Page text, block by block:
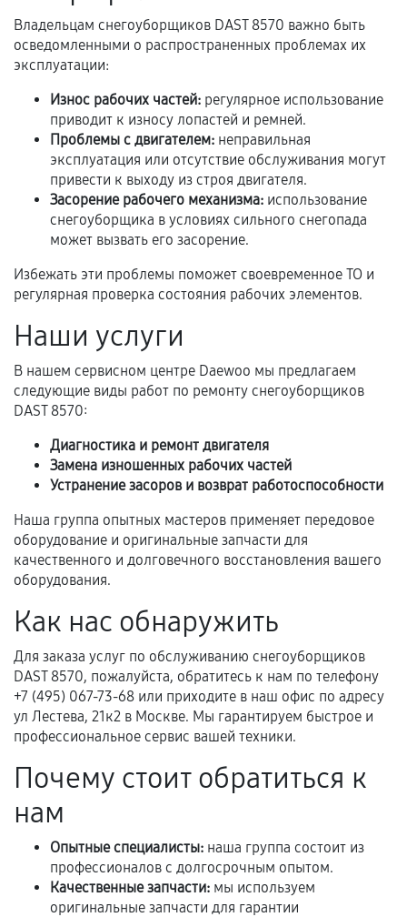
Расширенная гарантия
В некоторых случаях возможно оформление
расширенной гарантии. Стоимость, сроки и
условия продления согласовываются отдельно и
фиксируются в документах.
Когда гарантия не действует
механические повреждения, попадание влаги,
перегрев, коррозия.
Самостоятельный ремонт или вмешательство
третьих лиц.
Естественный износ деталей, если иное не
предусмотрено отдельно.
Обращение после окончания гарантийного
срока.
Программные сбои, если это не указано в
Если комплектующие куплены
самостоятельно
Гарантия на выполненные работы может
сохраняться полностью или частично, если
соблюдены следующие условия:
Предоставленные детали подходят по
техническим параметрам и не имеют внешних
Установка была выполнена нашим сервисным
остается на стороне производителя или
продавца. За качество сторонних деталей
сервисный центр ответственности не несет.
Владельцам снегоуборщиков DAST 8570 важно быть
осведомленными о распространенных проблемах их
эксплуатации:
Износ рабочих частей: регулярное использование
приводит к износу лопастей и ремней.
Проблемы с двигателем: неправильная
эксплуатация или отсутствие обслуживания могут
привести к выходу из строя двигателя.
Засорение рабочего механизма: использование
снегоуборщика в условиях сильного снегопада
может вызвать его засорение.
Избежать эти проблемы поможет своевременное ТО и
регулярная проверка состояния рабочих элементов.
Наши услуги
В нашем сервисном центре Daewoo мы предлагаем
следующие виды работ по ремонту снегоуборщиков
DAST 8570:
Диагностика и ремонт двигателя
Замена изношенных рабочих частей
Устранение засоров и возврат работоспособности
Наша группа опытных мастеров применяет передовое
оборудование и оригинальные запчасти для
качественного и долговечного восстановления вашего
оборудования.
Как нас обнаружить
Для заказа услуг по обслуживанию снегоуборщиков
DAST 8570, пожалуйста, обратитесь к нам по телефону
+7 (495) 067-73-68 или приходите в наш офис по адресу
ул Лестева, 21к2 в Москве. Мы гарантируем быстрое и
профессиональное сервис вашей техники.
Почему стоит обратиться к
нам
Опытные специалисты: наша группа состоит из
профессионалов с долгосрочным опытом.
Качественные запчасти: мы используем
оригинальные запчасти для гарантии